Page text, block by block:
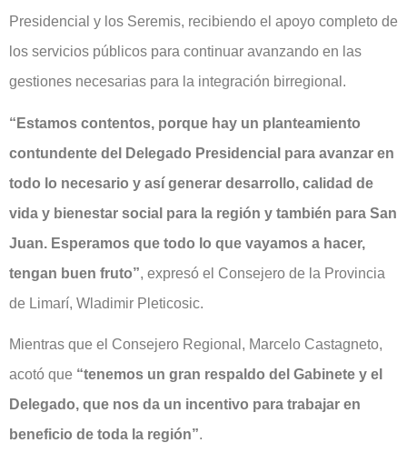
Presidencial y los Seremis, recibiendo el apoyo completo de
los servicios públicos para continuar avanzando en las
gestiones necesarias para la integración birregional.
“Estamos contentos, porque hay un planteamiento
contundente del Delegado Presidencial para avanzar en
todo lo necesario y así generar desarrollo, calidad de
vida y bienestar social para la región y también para San
Juan. Esperamos que todo lo que vayamos a hacer,
tengan buen fruto”, expresó el Consejero de la Provincia
de Limarí, Wladimir Pleticosic.
Mientras que el Consejero Regional, Marcelo Castagneto,
acotó que “tenemos un gran respaldo del Gabinete y el
Delegado, que nos da un incentivo para trabajar en
beneficio de toda la región”.